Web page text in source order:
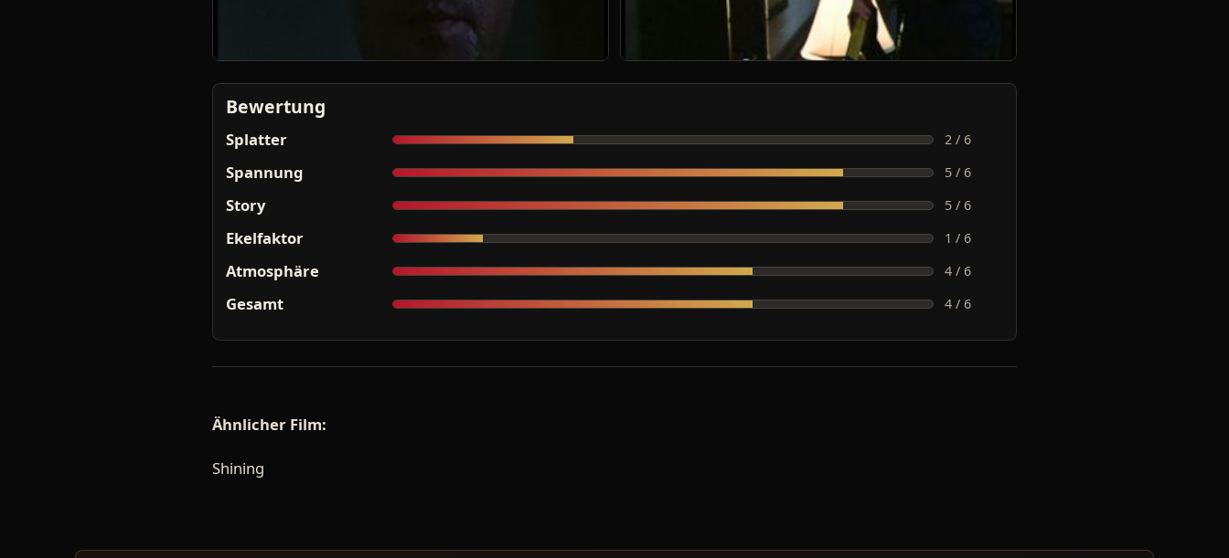
Bewertung
Splatter 2 / 6
Spannung 5 / 6
Story 5 / 6
Ekelfaktor 1 / 6
Atmosphäre 4 / 6
Gesamt 4 / 6
Ähnlicher Film:
Shining